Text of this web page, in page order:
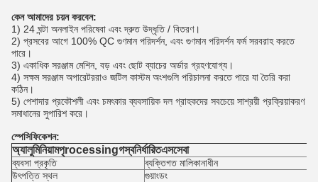
কেন আমাদের চয়ন করবেন:
1) 24 ঘন্টা অনলাইন পরিষেবা এবং দ্রুত উদ্ধৃতি / বিতরণ।
2) প্রসবের আগে 100% QC গুণমান পরিদর্শন, এবং গুণমান পরিদর্শন ফর্ম সরবরাহ করতে
পারে।
3) একাধিক সরঞ্জাম মেশিন, বড় এবং ছোট ব্যাচের অর্ডার গ্রহণযোগ্য।
4) সক্ষম সরঞ্জাম অপারেটররাও জটিল কাস্টম অংশগুলি পরিচালনা করতে পারে যা তৈরি করা
কঠিন।
5) পেশাদার প্রকৌশলী এবং চমৎকার ব্যবসায়িক দল গ্রাহকদের সবচেয়ে সাশ্রয়ী প্রক্রিয়াকরণ
সমাধানের সুপারিশ করে।
স্পেসিফিকেশন:
অ্যালুমিনিয়ামপৃrocessingগস্বনির্ধারিতএসসেবা
ব্যবসা প্রকৃতি
ব্যক্তিগত মালিকানাধীন
উৎপত্তি স্থল
গুয়াংডং